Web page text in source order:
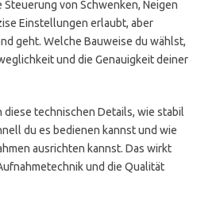
von Schwenken, Neigen
Einstellungen erlaubt, aber
geht. Welche Bauweise du wählst,
und die Genauigkeit deiner
diese technischen Details, wie stabil
du es bedienen kannst und wie
ausrichten kannst. Das wirkt
und die Qualität